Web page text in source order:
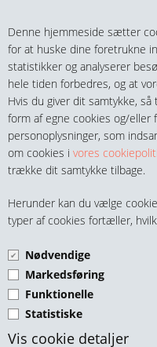
Denne hjemmeside sætter
for at huske dine foretrukne
statistikker og analyserer
hele tiden forbedres, og at
Hvis du giver dit samtykke,
form af egne cookies og/eller
personoplysninger, som
om cookies i vores
trække dit samtykke tilbage.
Herunder kan du vælge
typer af cookies fortæller,
Nødvendige
Markedsføring
Funktionelle
Statistiske
Vis cookie detaljer
MENU
HANER & VENTILER
SLANGER, KOBLINGER &
RØR & TILBEHØR
TEKNIK & AUTOMATIK
SYREFAST